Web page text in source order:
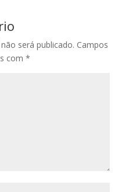
será publicado. Campos
com *